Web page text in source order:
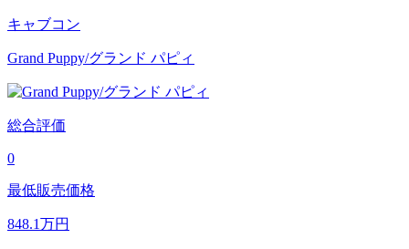
キャブコン
Grand Puppy/グランド パピィ
総合評価
0
最低販売価格
848.1万円